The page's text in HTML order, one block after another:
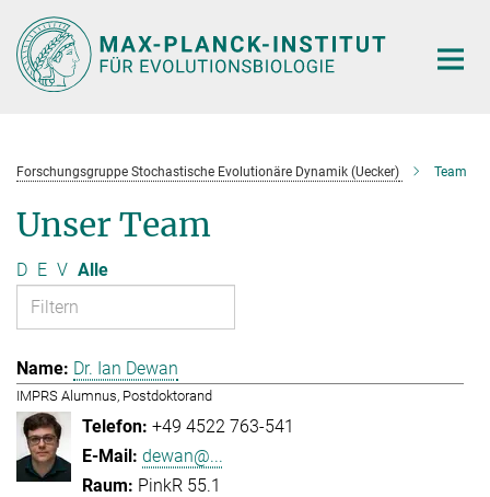
Hauptinhalt
Forschungsgruppe Stochastische Evolutionäre Dynamik (Uecker) Team
Unser Team
D E V Alle
Dr. Ian Dewan
IMPRS Alumnus, Postdoktorand
+49 4522 763-541
dewan@...
PinkR 55.1